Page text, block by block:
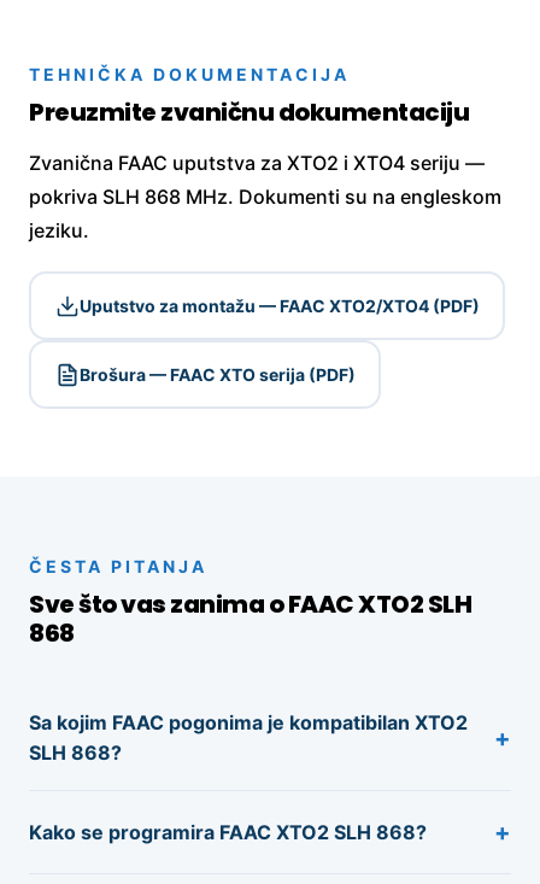
TEHNIČKA DOKUMENTACIJA
Preuzmite zvaničnu dokumentaciju
Zvanična FAAC uputstva za XTO2 i XTO4 seriju —
pokriva SLH 868 MHz. Dokumenti su na engleskom
jeziku.
Uputstvo za montažu — FAAC XTO2/XTO4 (PDF)
Brošura — FAAC XTO serija (PDF)
ČESTA PITANJA
Sve što vas zanima o FAAC XTO2 SLH
868
Sa kojim FAAC pogonima je kompatibilan XTO2
SLH 868?
+
Kako se programira FAAC XTO2 SLH 868? +